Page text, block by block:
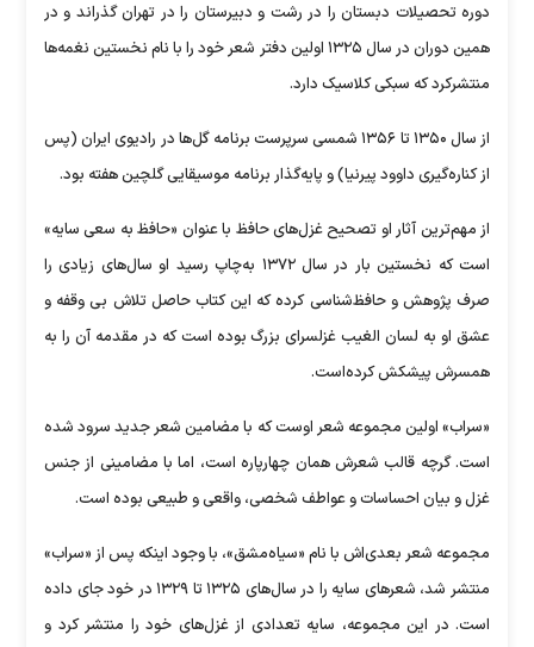
دوره تحصیلات دبستان را در رشت و دبیرستان را در تهران گذراند و در
همین دوران در سال ۱۳۲۵ اولین دفتر شعر خود را با نام نخستین نغمه‌ها
منتشرکرد که سبکی کلاسیک دارد.
از سال ۱۳۵۰ تا ۱۳۵۶ شمسی سرپرست برنامه گل‌ها در رادیوی ایران (پس
از کناره‌گیری داوود پیرنیا) و پایه‌گذار برنامه موسیقایی گلچین هفته بود.
از مهم‌ترین آثار او تصحیح غزل‌های حافظ با عنوان «حافظ به سعی سایه»
است که نخستین بار در سال ۱۳۷۲ به‌چاپ رسید او سال‌های زیادی را
صرف پژوهش و حافظ‌شناسی کرده که این کتاب حاصل تلاش بی وقفه و
عشق او به لسان الغیب غزلسرای بزرگ بوده است که در مقدمه آن را به
همسرش پیشکش کرده‌است.
«سراب» اولین مجموعه شعر اوست که با مضامین شعر جدید سرود شده
است. گرچه قالب شعرش همان چهارپاره است، اما با مضامینی از جنس
غزل و بیان احساسات و عواطف شخصی، واقعی و طبیعی بوده است.
مجموعه شعر بعدی‌اش با نام «سیاه‌مشق»، با وجود اینکه پس از «سراب»
منتشر شد، شعر‌های سایه را در سال‌های ۱۳۲۵ تا ۱۳۲۹ در خود جای داده
است. در این مجموعه، سایه تعدادی از غزل‌های خود را منتشر کرد و